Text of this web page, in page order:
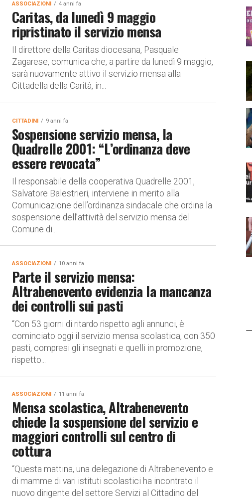
ASSOCIAZIONI 4 anni fa
Caritas, da lunedì 9 maggio
ripristinato il servizio mensa
Il direttore della Caritas diocesana, Pasquale
Zagarese, comunica che, a partire da lunedì 9 maggio,
sarà nuovamente attivo il servizio mensa alla
Cittadella della Carità, in...
CITTADINI 9 anni fa
Sospensione servizio mensa, la
Quadrelle 2001: “L’ordinanza deve
essere revocata”
Il responsabile della cooperativa Quadrelle 2001,
Salvatore Balestrieri, interviene in merito alla
Comunicazione dell’ordinanza sindacale che ordina la
sospensione dell’attività del servizio mensa del
Comune di...
ASSOCIAZIONI 10 anni fa
Parte il servizio mensa:
Altrabenevento evidenzia la mancanza
dei controlli sui pasti
“Con 53 giorni di ritardo rispetto agli annunci, è
cominciato oggi il servizio mensa scolastica, con 350
pasti, compresi gli insegnati e quelli in promozione,
rispetto...
ASSOCIAZIONI 11 anni fa
Mensa scolastica, Altrabenevento
chiede la sospensione del servizio e
maggiori controlli sul centro di
cottura
“Questa mattina, una delegazione di Altrabenevento e
di mamme di vari istituti scolastici ha incontrato il
nuovo dirigente del settore Servizi al Cittadino del